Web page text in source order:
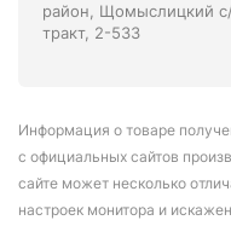
район, Щомыслицкий
тракт, 2-533
Информация о товаре
с официальных сайтов
сайте может несколько
настроек монитора и